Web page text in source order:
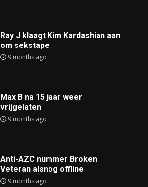
Ray J klaagt Kim Kardashian aan
om sekstape
9 months ago
Max B na 15 jaar weer
vrijgelaten
9 months ago
Anti-AZC nummer Broken
Veteran alsnog offline
9 months ago